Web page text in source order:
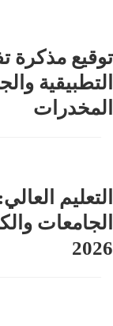
توقيع مذكرة
التطبيقية
المخدرات
التعليم
2026